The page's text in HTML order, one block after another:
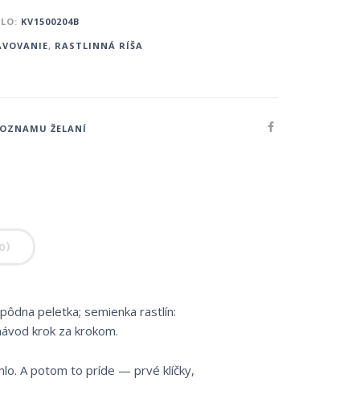
KV1500204B
, RASTLINNÁ RÍŠA
ŽELANÍ
peletka; semienka rastlín:
krok za krokom.
A potom to príde — prvé klíčky,